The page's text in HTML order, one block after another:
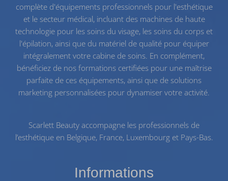
complète d'équipements professionnels pour l'esthétique
et le secteur médical, incluant des machines de haute
technologie pour les soins du visage, les soins du corps et
l'épilation, ainsi que du matériel de qualitépour équiper
intégralement votre cabine de soins. En complément,
bénéficiez de nos formations certifiéespour une maîtrise
parfaite de ces équipements, ainsi que de solutions
marketing personnalisées pour dynamiser votre activité.
Scarlett Beauty accompagne les professionnels de
l’esthétique en Belgique, France, Luxembourg et Pays-Bas.
Informations